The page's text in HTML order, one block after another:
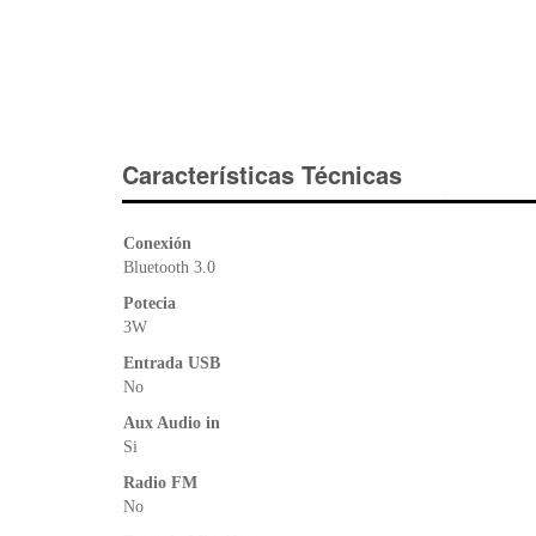
Características Técnicas
Conexión
Bluetooth 3.0
Potecia
3W
Entrada USB
No
Aux Audio in
Si
Radio FM
No